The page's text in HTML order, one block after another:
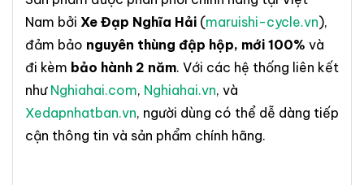
Nam bởi Xe Đạp Nghĩa Hải (maruishi-cycle.vn),
đảm bảo nguyên thùng đập hộp, mới 100% và
đi kèm bảo hành 2 năm. Với các hệ thống liên kết
như Nghiahai.com, Nghiahai.vn, và
Xedapnhatban.vn, người dùng có thể dễ dàng tiếp
cận thông tin và sản phẩm chính hãng.